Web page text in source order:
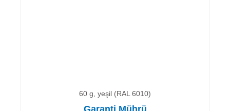
60 g, yeşil (RAL 6010)
Garanti Mührü